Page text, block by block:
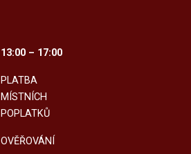
13:00 – 17:00
PLATBA
MÍSTNÍCH
POPLATKŮ
OVĚŘOVÁNÍ